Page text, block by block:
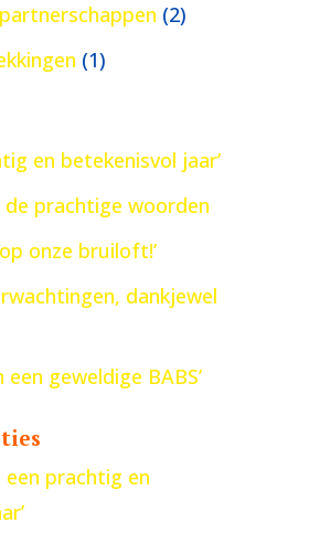
(2)
(1)
en betekenisvol jaar’
de prachtige woorden
onze bruiloft!’
dankjewel
een geweldige BABS’
een prachtig en